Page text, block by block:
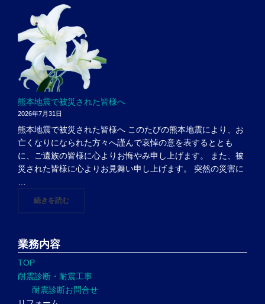
熊本地震で被災された皆様へ
2026年7月31日
熊本地震で被災された皆様へ このたびの熊本地震により、お
亡くなりになられた方々へ謹んで哀悼の意を表するととも
に、ご遺族の皆様に心よりお悔やみ申し上げます。 また、被
災された皆様に心よりお見舞い申し上げます。 突然の災害に
続きを読む"熊本地震で被災された皆様へ"
業務内容
TOP
耐震診断・耐震工事
耐震診断お問合せ